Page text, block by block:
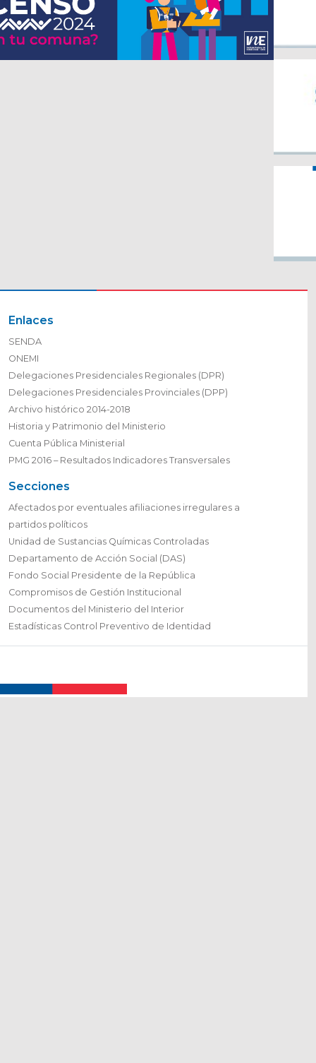
Enlaces
SENDA
ONEMI
Delegaciones Presidenciales Regionales (DPR)
Delegaciones Presidenciales Provinciales (DPP)
Archivo histórico 2014-2018
Historia y Patrimonio del Ministerio
Cuenta Pública Ministerial
PMG 2016 – Resultados Indicadores Transversales
Secciones
Afectados por eventuales afiliaciones irregulares a
partidos políticos
Unidad de Sustancias Químicas Controladas
Departamento de Acción Social (DAS)
Fondo Social Presidente de la República
Compromisos de Gestión Institucional
Documentos del Ministerio del Interior
Estadísticas Control Preventivo de Identidad